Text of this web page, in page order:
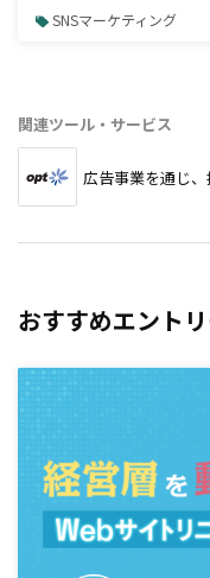
SNSマーケティング
関連ツール・サービス
広告事業を通じ
おすすめエント